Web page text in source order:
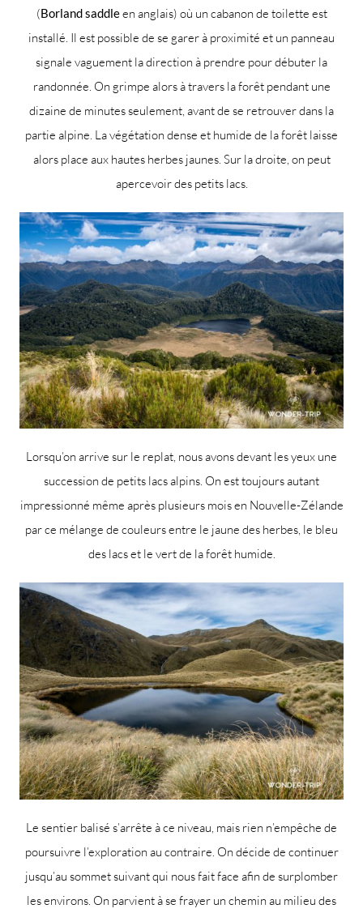
(Borland saddleen anglais) où un cabanon de toilette est
installé. Il est possible de se garer à proximité et un panneau
signale vaguement la direction à prendre pour débuter la
randonnée. On grimpe alors à travers la forêt pendant une
dizaine de minutes seulement, avant de se retrouver dans la
partie alpine. La végétation dense et humide de la forêt laisse
alors place aux hautes herbes jaunes. Sur la droite, on peut
apercevoir des petits lacs.
Lorsqu’on arrive sur le replat, nous avons devant les yeux une
succession de petits lacs alpins. On est toujours autant
impressionné même après plusieurs mois en Nouvelle-Zélande
par ce mélange de couleurs entre le jaune des herbes, le bleu
des lacs et le vert de la forêt humide.
Le sentier balisé s’arrête à ce niveau, mais rien n’empêche de
poursuivre l’exploration au contraire. On décide de continuer
jusqu’au sommet suivant qui nous fait face afin de surplomber
les environs. On parvient à se frayer un chemin au milieu des